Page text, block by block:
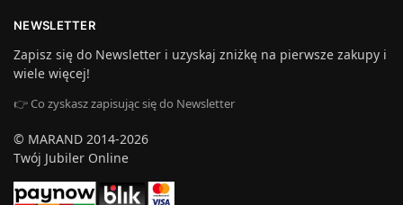
NEWSLETTER
Zapisz się do Newsletter i uzyskaj zniżkę na pierwsze zakupy i
wiele więcej!
👉 Co zyskasz zapisując się do Newsletter
© MARAND 2014-2026
Twój Jubiler Online